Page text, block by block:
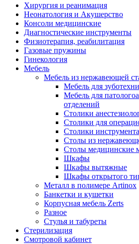
Хирургия и реанимация
Неонатология и Акушерство
Консоли медицинские
Диагностические инструменты
Физиотерапия, реабилитация
Газовые пружины
Гинекология
Мебель
Мебель из нержавеющей
Мебель для
Мебель для
отделений
Столики
Столики для
Столики
Столы из
Столы медицинские
Шкафы
Шкафы вытяжные
Шкафы открытого
Металл в полимере Artinox
Банкетки и кушетки
Корпусная мебель Zerts
Разное
Стулья и табуреты
Стерилизация
Смотровой кабинет